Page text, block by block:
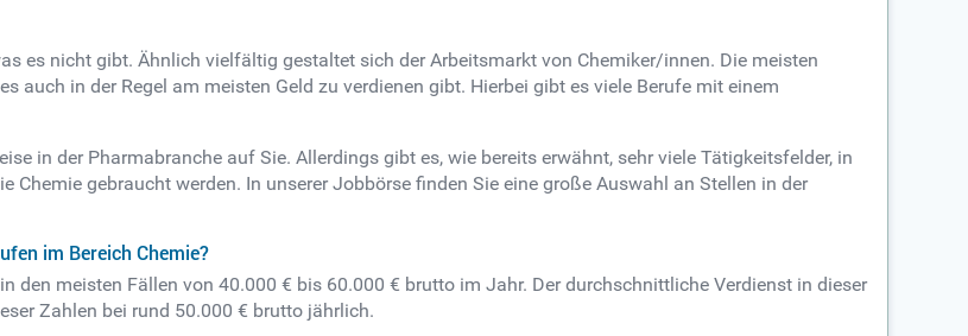
es nicht gibt. Ähnlich vielfältig gestaltet sich der Arbeitsmarkt von Chemiker/innen. Die meisten
auch in der Regel am meisten Geld zu verdienen gibt. Hierbei gibt es viele Berufe mit einem
in der Pharmabranche auf Sie. Allerdings gibt es, wie bereits erwähnt, sehr viele Tätigkeitsfelder, in
gebraucht werden. In unserer Jobbörse finden Sie eine große Auswahl an Stellen in der
im Bereich Chemie?
den meisten Fällen von 40.000 € bis 60.000 € brutto im Jahr. Der durchschnittliche Verdienst in dieser
Zahlen bei rund 50.000 € brutto jährlich.